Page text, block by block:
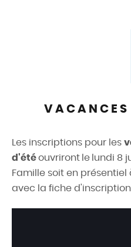
Les inscriptions pour les
d'étéouvrirontlelundi 8
Famille soit en présentiel
avec la fiche